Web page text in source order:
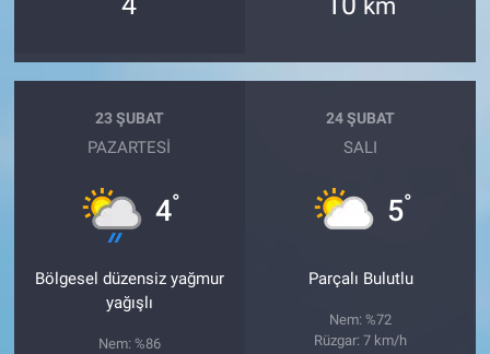
km
23 ŞUBAT
PAZARTESI
4°
Bölgesel düzensiz yağmur
yağışlı
Nem: %86
24 ŞUBAT
SALI
5°
Parçalı Bulutlu
Nem: %72
Rüzgar: 7 km/h